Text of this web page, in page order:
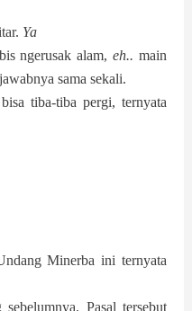
Ya
ngerusak alam,eh.. main
sama sekali.
tiba-tiba pergi, ternyata
Minerba ini ternyata
Pasal tersebut